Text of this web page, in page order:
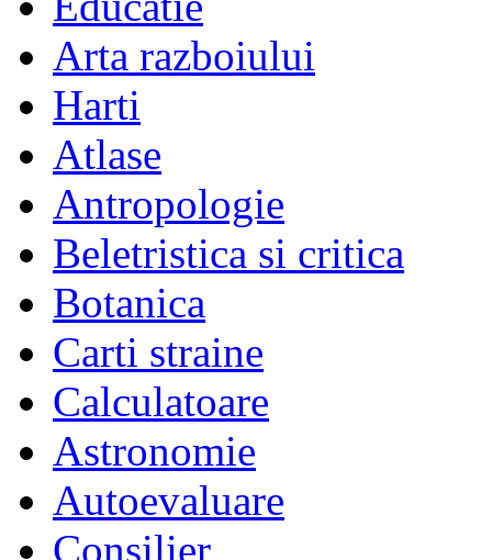
Arta razboiului
Harti
Atlase
Antropologie
Beletristica si critica
Botanica
Carti straine
Calculatoare
Astronomie
Autoevaluare
Consilier